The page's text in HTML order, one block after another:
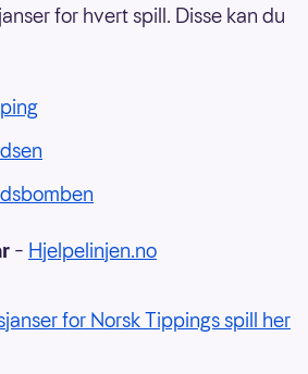
for hvert spill. Disse kan du
– Hjelpelinjen.no
for Norsk Tippings spill her